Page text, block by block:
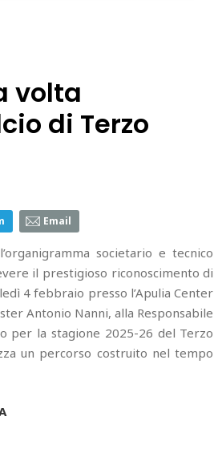
volta
di Terzo
Email
societario e tecnico
il prestigioso riconoscimento di
4 febbraio presso l’Apulia Center
Antonio Nanni, alla Responsabile
per la stagione 2025-26 del Terzo
un percorso costruito nel tempo